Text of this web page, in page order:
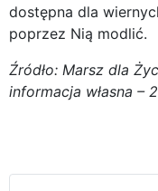
dostępna dla
poprzez Nią modlić.
Źródło: Marsz dla
informacja własna –